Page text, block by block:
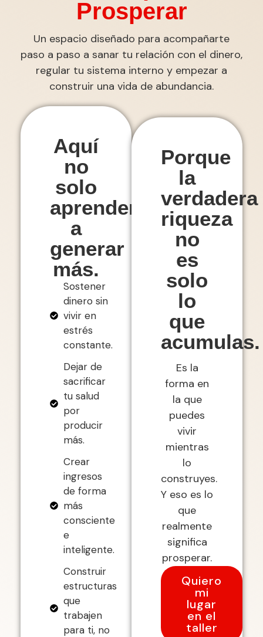
Prosperar
Un espacio diseñado para acompañarte
paso a paso a sanar tu relación con el dinero,
regular tu sistema interno y empezar a
construir una vida de abundancia.
Aquí
no
solo
aprenderás
a
generar
más.
Sostener
dinero sin
vivir en
estrés
constante.
Dejar de
sacrificar
tu salud
por
producir
más.
Crear
ingresos
de forma
más
consciente
e
inteligente.
Construir
estructuras
que
trabajen
para ti, no
Porque
la
verdadera
riqueza
no
es
solo
lo
que
acumulas.
Es la
forma en
la que
puedes
vivir
mientras
lo
construyes.
Y eso es lo
que
realmente
significa
prosperar.
Quiero
mi
lugar
en el
taller